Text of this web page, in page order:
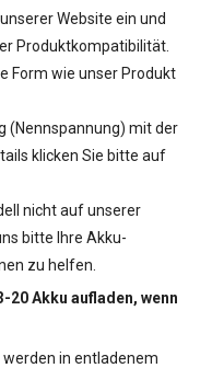
Website ein und
Produktkompatibilität.
Form wie unser Produkt
(Nennspannung) mit der
klicken Sie bitte auf
nicht auf unserer
bitte Ihre Akku-
zu helfen.
20 Akku aufladen, wenn
in entladenem